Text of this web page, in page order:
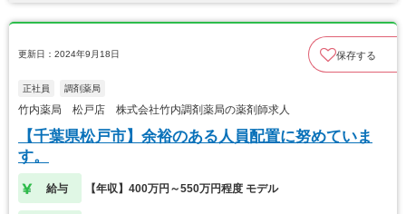
更新日：2024年9月18日 保存する
正社員 調剤薬局
竹内薬局 松戸店 株式会社竹内調剤薬局の薬剤師求人
【千葉県松戸市】余裕のある人員配置に努めていま
す。
給与 【年収】400万円～550万円程度 モデル